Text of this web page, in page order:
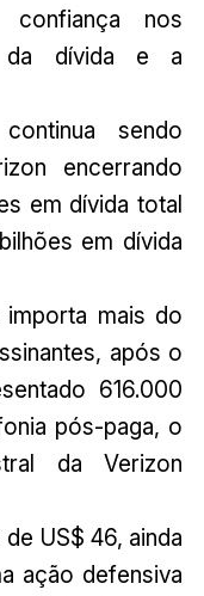
nos
da dívida e a
sendo
encerrando
em dívida total
em dívida
importa mais do
após o
616.000
pós-paga, o
da Verizon
US$ 46, ainda
ação defensiva